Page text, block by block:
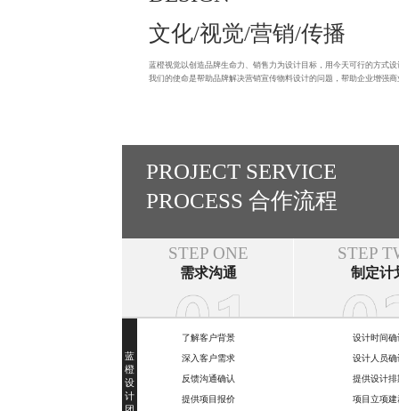
文化/视觉/营销/传播
蓝橙视觉以创造品牌生命力、销售力为设计目标，用今天可行的方式设
我们的使命是帮助品牌解决营销宣传物料设计的问题，帮助企业增强商
PROJECT SERVICE
PROCESS 合作流程
STEP ONE
需求沟通
了解客户背景
深入客户需求
反馈沟通确认
提供项目报价
STEP
制定计
设计时间确
设计人员确
提供设计排
项目立项建